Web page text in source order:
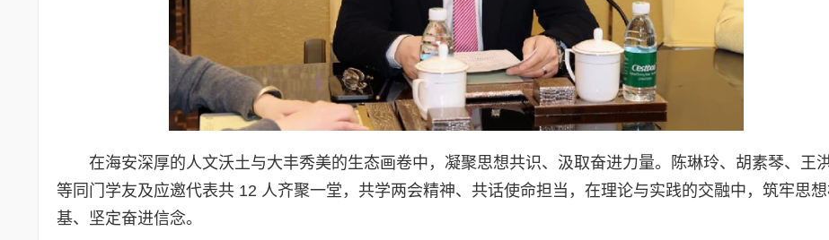
在海安深厚的人文沃土与大丰秀美的生态画卷中，凝聚思想共识、汲取奋进力量。陈琳玲、胡素琴、王
等同门学友及应邀代表共 12 人齐聚一堂，共学两会精神、共话使命担当，在理论与实践的交融中，筑牢思
基、坚定奋进信念。